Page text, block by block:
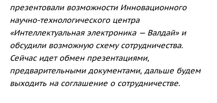
презентовали возможности Инновационного
научно-технологического центра
«Интеллектуальная электроника — Валдай» и
обсудили возможную схему сотрудничества.
Сейчас идет обмен презентациями,
предварительными документами, дальше будем
выходить на соглашение о сотрудничестве.